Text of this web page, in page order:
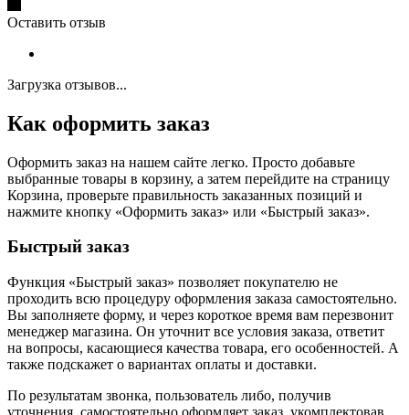
Оставить отзыв
Загрузка отзывов...
Как оформить заказ
Оформить заказ на нашем сайте легко. Просто добавьте
выбранные товары в корзину, а затем перейдите на страницу
Корзина, проверьте правильность заказанных позиций и
нажмите кнопку «Оформить заказ» или «Быстрый заказ».
Быстрый заказ
Функция «Быстрый заказ» позволяет покупателю не
проходить всю процедуру оформления заказа самостоятельно.
Вы заполняете форму, и через короткое время вам перезвонит
менеджер магазина. Он уточнит все условия заказа, ответит
на вопросы, касающиеся качества товара, его особенностей. А
также подскажет о вариантах оплаты и доставки.
По результатам звонка, пользователь либо, получив
уточнения, самостоятельно оформляет заказ, укомплектовав